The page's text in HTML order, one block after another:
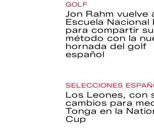
GOLF
Jon Rahm vuelve
Escuela Nacional
para compartir su
método con la
hornada del golf
español
SELECCIONES
Los Leones, con
cambios para
Tonga en la
Cup